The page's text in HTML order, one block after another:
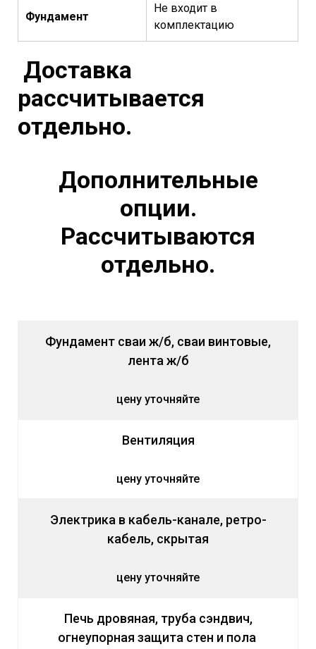
Фундамент
Не входит в
комплектацию
Доставка
рассчитывается
отдельно.
Дополнительные
опции.
Рассчитываются
отдельно.
Фундамент сваи ж/б, сваи винтовые,
лента ж/б
цену уточняйте
Вентиляция
цену уточняйте
Электрика в кабель-канале, ретро-
кабель, скрытая
цену уточняйте
Печь дровяная, труба сэндвич,
огнеупорная защита стен и пола